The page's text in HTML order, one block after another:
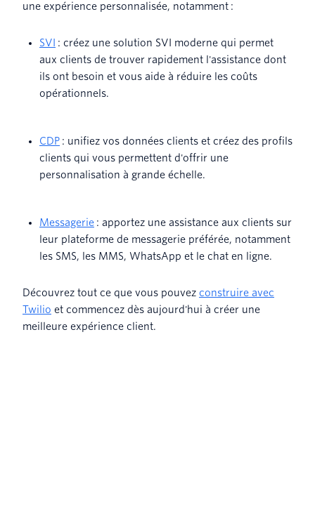
une expérience personnalisée, notamment :
SVI : créez une solution SVI moderne qui permet
aux clients de trouver rapidement l'assistance dont
ils ont besoin et vous aide à réduire les coûts
opérationnels.
CDP : unifiez vos données clients et créez des profils
clients qui vous permettent d'offrir une
personnalisation à grande échelle.
Messagerie : apportez une assistance aux clients sur
leur plateforme de messagerie préférée, notamment
les SMS, les MMS, WhatsApp et le chat en ligne.
Découvrez tout ce que vous pouvez construire avec
Twilio et commencez dès aujourd'hui à créer une
meilleure expérience client.